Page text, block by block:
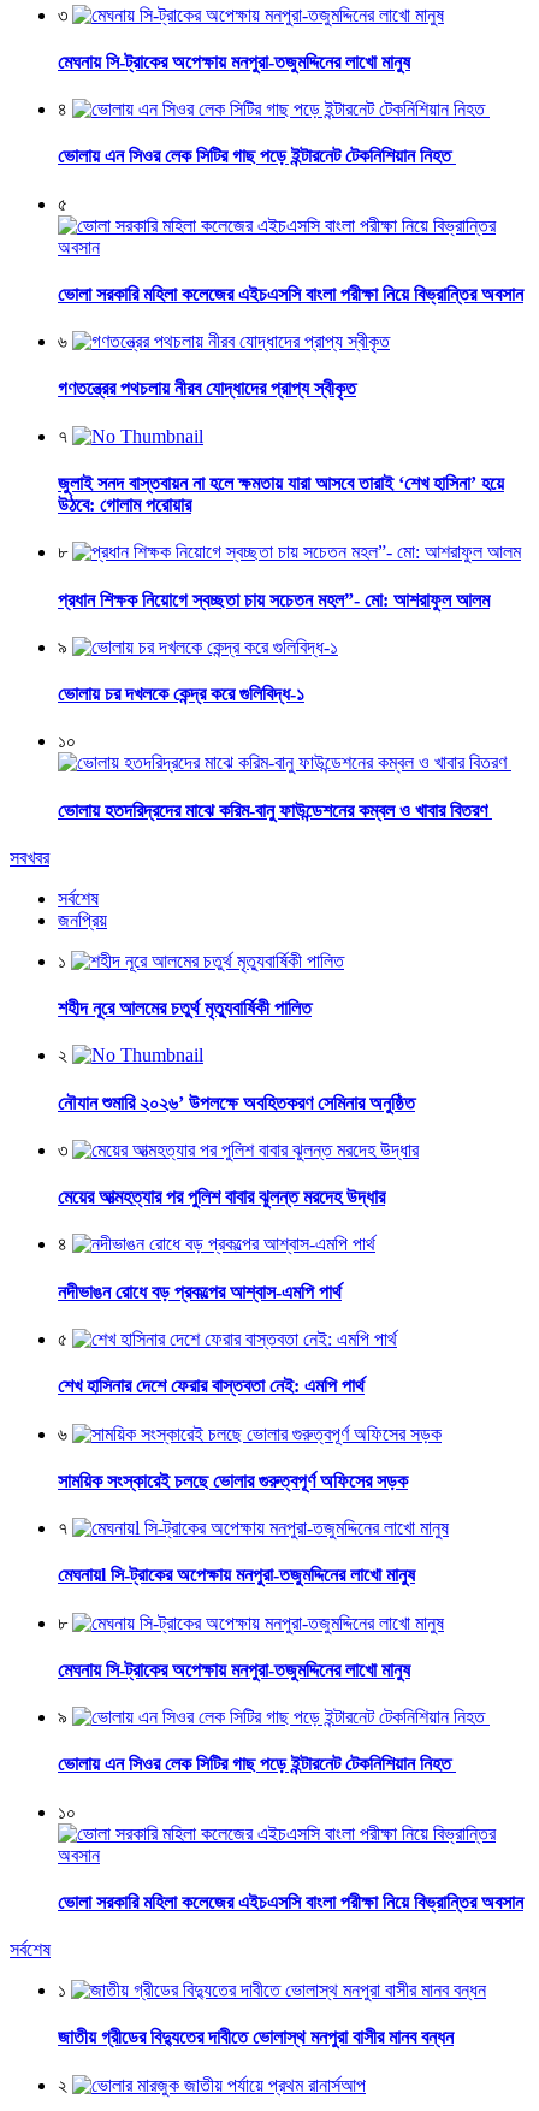
৩
মেঘনায় সি-ট্রাকের অপেক্ষায় মনপুরা-তজুমদ্দিনের লাখো মানুষ
৪
ভোলায় এন সিওর লেক সিটির গাছ পড়ে ইন্টারনেট টেকনিশিয়ান নিহত
৫
ভোলা সরকারি মহিলা কলেজের এইচএসসি বাংলা পরীক্ষা নিয়ে বিভ্রান্তির অবসান
৬
গণতন্ত্রের পথচলায় নীরব যোদ্ধাদের প্রাপ্য স্বীকৃত
৭
জুলাই সনদ বাস্তবায়ন না হলে ক্ষমতায় যারা আসবে তারাই ‘শেখ হাসিনা’ হয়ে
উঠবে: গোলাম পরোয়ার
৮
প্রধান শিক্ষক নিয়োগে স্বচ্ছতা চায় সচেতন মহল”- মো: আশরাফুল আলম
৯
ভোলায় চর দখলকে কেন্দ্র করে গুলিবিদ্ধ-১
১০
ভোলায় হতদরিদ্রদের মাঝে করিম-বানু ফাউন্ডেশনের কম্বল ও খাবার বিতরণ
সবখবর
সর্বশেষ
জনপ্রিয়
১
শহীদ নূরে আলমের চতুর্থ মৃত্যুবার্ষিকী পালিত
২
নৌযান শুমারি ২০২৬’ উপলক্ষে অবহিতকরণ সেমিনার অনুষ্ঠিত
৩
মেয়ের আত্মহত্যার পর পুলিশ বাবার ঝুলন্ত মরদেহ উদ্ধার
৪
নদীভাঙন রোধে বড় প্রকল্পের আশ্বাস-এমপি পার্থ
৫
শেখ হাসিনার দেশে ফেরার বাস্তবতা নেই: এমপি পার্থ
৬
সাময়িক সংস্কারেই চলছে ভোলার গুরুত্বপূর্ণ অফিসের সড়ক
৭
মেঘনায়l সি-ট্রাকের অপেক্ষায় মনপুরা-তজুমদ্দিনের লাখো মানুষ
৮
মেঘনায় সি-ট্রাকের অপেক্ষায় মনপুরা-তজুমদ্দিনের লাখো মানুষ
৯
ভোলায় এন সিওর লেক সিটির গাছ পড়ে ইন্টারনেট টেকনিশিয়ান নিহত
১০
ভোলা সরকারি মহিলা কলেজের এইচএসসি বাংলা পরীক্ষা নিয়ে বিভ্রান্তির অবসান
সর্বশেষ
১
জাতীয় গ্রীডের বিদ্যুতের দাবীতে ভোলাস্থ মনপুরা বাসীর মানব বন্ধন
২